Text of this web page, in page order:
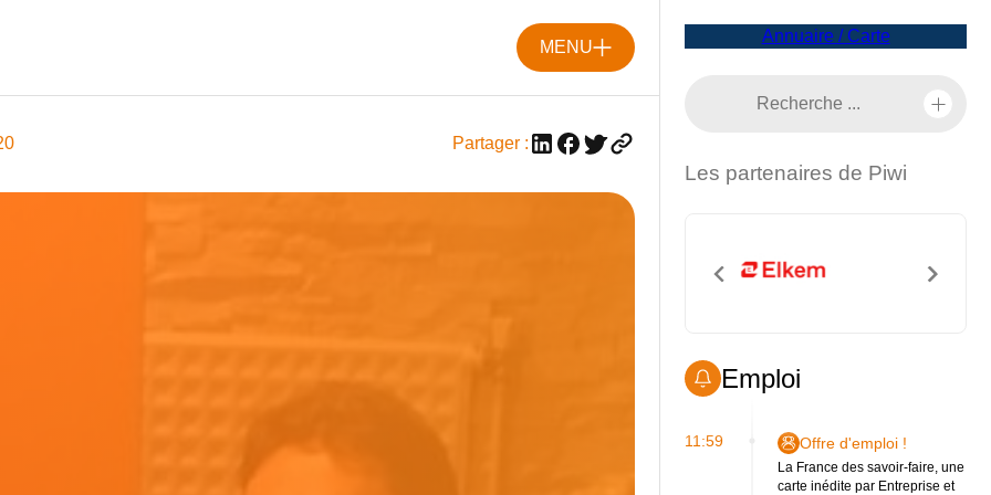
MENU
Partager :
Annuaire / Carte
Les partenaires de Piwi
Emploi
11:59 Offre d'emploi !
La France des savoir-faire, une
carte inédite par Entreprise et